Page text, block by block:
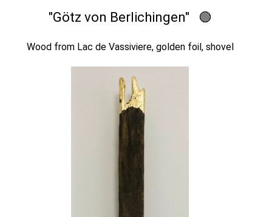
"Götz von Berlichingen" 🟢
Wood from Lac de Vassiviere, golden foil, shovel